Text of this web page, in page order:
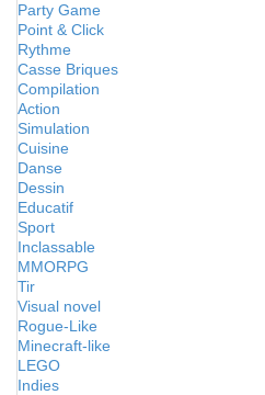
Party Game
Point & Click
Rythme
Casse Briques
Compilation
Action
Simulation
Cuisine
Danse
Dessin
Educatif
Sport
Inclassable
MMORPG
Tir
Visual novel
Rogue-Like
Minecraft-like
LEGO
Indies